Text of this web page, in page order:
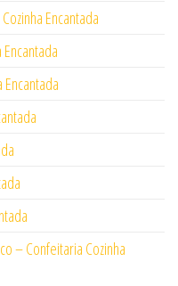
Encantada
– Confeitaria Cozinha